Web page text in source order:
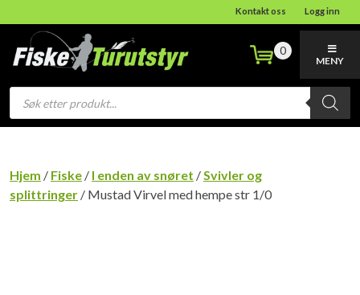
Kontakt oss Logg inn
Products
search
0
MENY
Hjem / Fiske / I enden av snøret /Svivler og
splittringer / Mustad Virvel med hempe str 1/0